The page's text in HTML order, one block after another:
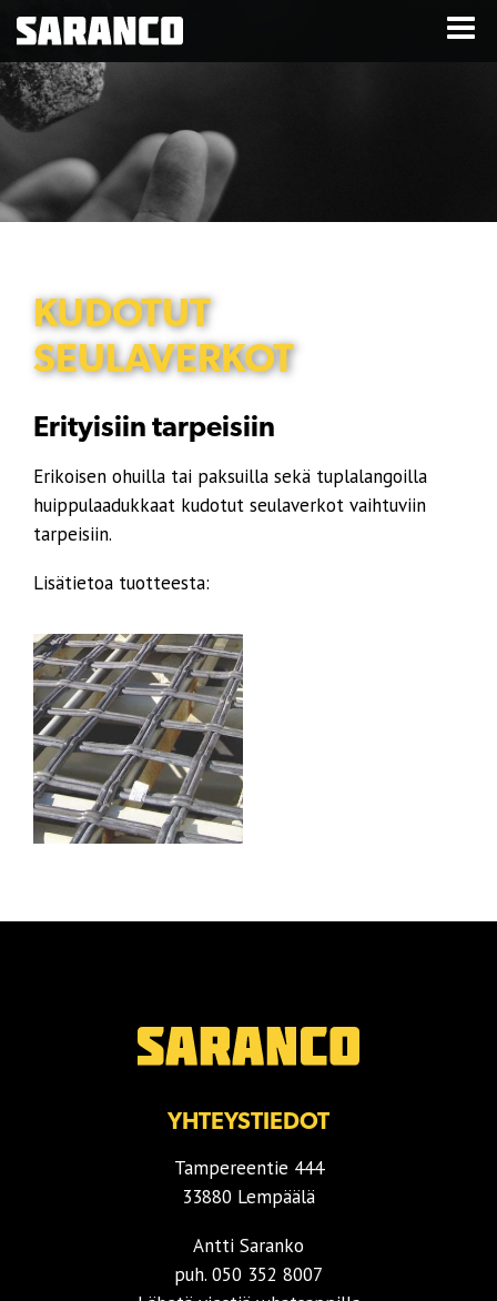
KUDOTUT
SEULAVERKOT
Erityisiin tarpeisiin
Erikoisen ohuilla tai paksuilla sekä tuplalangoilla
huippulaadukkaat kudotut seulaverkot vaihtuviin
tarpeisiin.
Lisätietoa tuotteesta:
YHTEYSTIEDOT
Tampereentie 444
33880 Lempäälä
Antti Saranko
puh. 050 352 8007